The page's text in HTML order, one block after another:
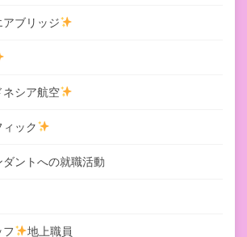
ブリッジ
シア航空
ック
ントへの就職活動
地上職員